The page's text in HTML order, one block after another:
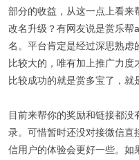
部分的收益，从这一点上看来
改名升级？有网友说是赏乐帮
名。平台肯定是经过深思熟虑
比较大的，唯有加上推广力度
比较成功的就是赏多宝了，就
目前来帮你的奖励和链接都
录。可惜暂时还没对接微信直
信用户的体验会更好一些。如